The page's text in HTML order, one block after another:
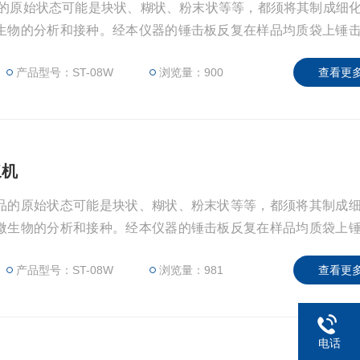
原始状态可能是块状、糊状、粉末状等等，都须将其制成细
物的分析和接种。经本仪器的锤击板反复在样品均质袋上锤
产品型号：ST-08W 浏览量：900 查看更
的原始状态可能是块状、糊状、粉末状等等，都须将其制成
生物的分析和接种。经本仪器的锤击板反复在样品均质袋上
产品型号：ST-08W 浏览量：981 查看更
电话